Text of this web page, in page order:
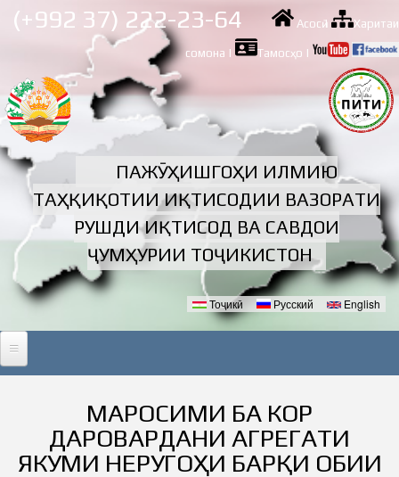
Skip to
main
content
(+992 37) 222-23-64 Асосӣ| Харитаи
сомона | Тамосҳо |
ПАЖӮҲИШГОҲИ ИЛМИЮ
ТАҲҚИҚОТИИ ИҚТИСОДИИ ВАЗОРАТИ
РУШДИ ИҚТИСОД ВА САВДОИ
ҶУМҲУРИИ ТОҶИКИСТОН
Тоҷикӣ Русский English
АСОСӢ
ТОҶИКИСТОН
Эъломи истиқлолияти давлатӣ
Конститутсия
ПРЕЗИДЕНТ
Салоҳият
ҚОНУНГУЗОРӢ
МАРОСИМИ БА КОР
ДАРОВАРДАНИ АГРЕГАТИ
ЯКУМИ НЕРУГОҲИ БАРҚИ ОБИИ